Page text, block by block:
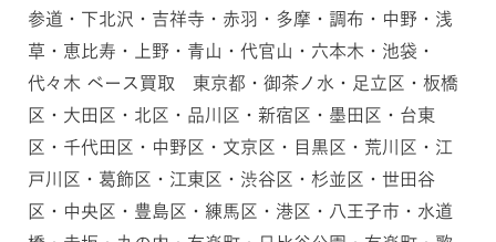
参道・下北沢・吉祥寺・赤羽・多摩・調布・中野・浅
草・恵比寿・上野・青山・代官山・六本木・池袋・
代々木 ベース買取 東京都・御茶ノ水・足立区・板橋
区・大田区・北区・品川区・新宿区・墨田区・台東
区・千代田区・中野区・文京区・目黒区・荒川区・江
戸川区・葛飾区・江東区・渋谷区・杉並区・世田谷
区・中央区・豊島区・練馬区・港区・八王子市・水道